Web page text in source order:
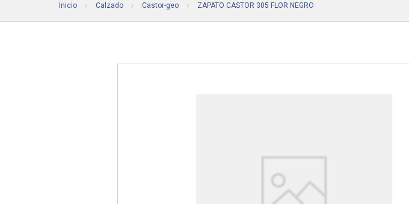
Inicio Calzado Castor-geo ZAPATO CASTOR 305 FLOR NEGRO